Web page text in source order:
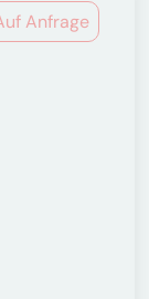
Anfrage